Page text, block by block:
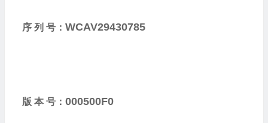
序 列 号： WCAV29430785
版 本 号： 000500F0